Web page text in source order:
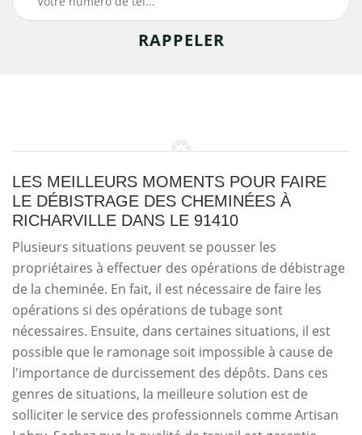
LES MEILLEURS MOMENTS POUR FAIRE
LE DÉBISTRAGE DES CHEMINÉES À
RICHARVILLE DANS LE 91410
Plusieurs situations peuvent se pousser les
propriétaires à effectuer des opérations de débistrage
de la cheminée. En fait, il est nécessaire de faire les
opérations si des opérations de tubage sont
nécessaires. Ensuite, dans certaines situations, il est
possible que le ramonage soit impossible à cause de
l'importance de durcissement des dépôts. Dans ces
genres de situations, la meilleure solution est de
solliciter le service des professionnels comme Artisan